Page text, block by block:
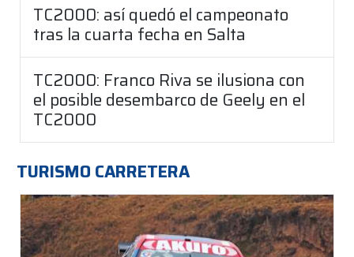
TC2000: así quedó el campeonato
tras la cuarta fecha en Salta
TC2000: Franco Riva se ilusiona con
el posible desembarco de Geely en el
TC2000
TURISMO CARRETERA